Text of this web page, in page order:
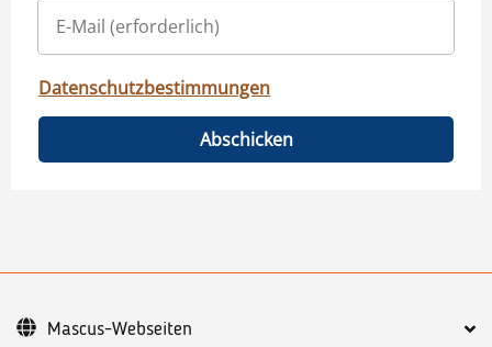
Datenschutzbestimmungen
Abschicken
Mascus-Webseiten